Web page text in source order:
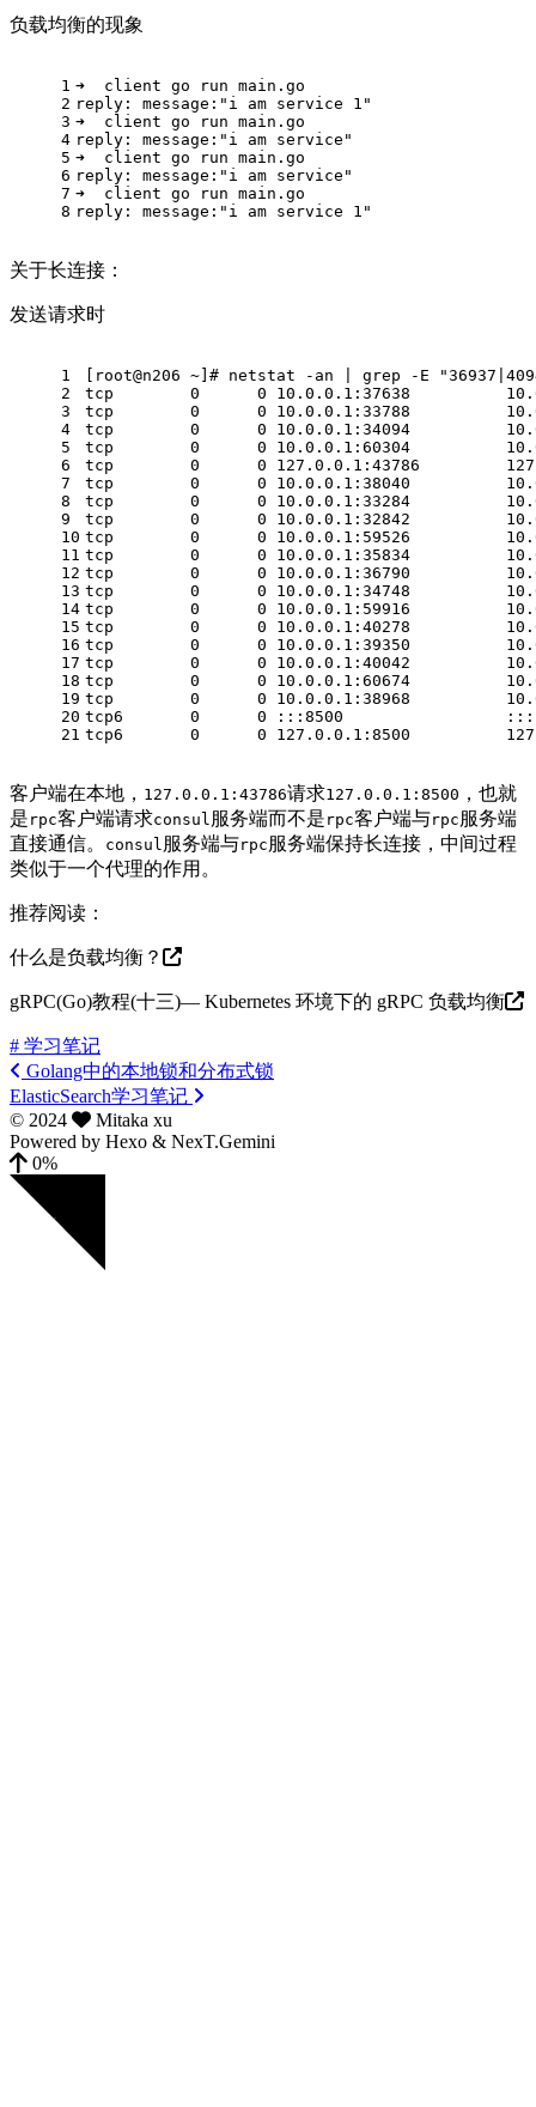
负载均衡的现象
1
2
3
4
5
6
7
8
➜  client go run main.go
reply: message:"i am service 1"
➜  client go run main.go
reply: message:"i am service"
➜  client go run main.go
reply: message:"i am service"
➜  client go run main.go
reply: message:"i am service 1"
关于长连接：
发送请求时
1
2
3
4
5
6
7
8
9
10
11
12
13
14
15
16
17
18
19
20
21
[root@n206 ~]# netstat -an | grep -E
tcp        0      0 10.0.0.1:37638
tcp        0      0 10.0.0.1:33788
tcp        0      0 10.0.0.1:34094
tcp        0      0 10.0.0.1:60304
tcp        0      0 127.0.0.1:43786
tcp        0      0 10.0.0.1:38040
tcp        0      0 10.0.0.1:33284
tcp        0      0 10.0.0.1:32842
tcp        0      0 10.0.0.1:59526
tcp        0      0 10.0.0.1:35834
tcp        0      0 10.0.0.1:36790
tcp        0      0 10.0.0.1:34748
tcp        0      0 10.0.0.1:59916
tcp        0      0 10.0.0.1:40278
tcp        0      0 10.0.0.1:39350
tcp        0      0 10.0.0.1:40042
tcp        0      0 10.0.0.1:60674
tcp        0      0 10.0.0.1:38968
tcp6       0      0 :::8500
tcp6       0      0 127.0.0.1:8500
客户端在本地， 127.0.0.1:43786请求127.0.0.1:8500 ，也就
是 rpc客户端请求consul 服务端而不是 rpc客户端与rpc 服务端
直接通信。
consul 服务端与rpc 服务端保持长连接，中间过程
类似于一个代理的作用。
推荐阅读：
什么是负载均衡？
gRPC(Go)教程(十三)— Kubernetes 环境下的 gRPC 负载均衡
# 学习笔记
Golang中的本地锁和分布式锁
ElasticSearch学习笔记
© 2024
Mitaka xu
Powered by Hexo & NexT.Gemini
0%